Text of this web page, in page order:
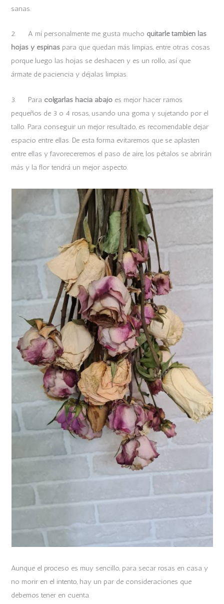
sanas.
2. A mí personalmente me gusta mucho quitarle también las
hojas y espinas para que quedan más limpias, entre otras cosas
porque luego las hojas se deshacen y es un rollo, así que
ármate de paciencia y déjalas limpias.
3. Para colgarlas hacia abajo es mejor hacer ramos
pequeños de 3 o 4 rosas, usando una goma y sujetando por el
tallo. Para conseguir un mejor resultado, es recomendable dejar
espacio entre ellas. De esta forma evitaremos que se aplasten
entre ellas y favoreceremos el paso de aire, los pétalos se abrirán
más y la flor tendrá un mejor aspecto.
Aunque el proceso es muy sencillo, para secar rosas en casa y
no morir en el intento, hay un par de consideraciones que
debemos tener en cuenta.